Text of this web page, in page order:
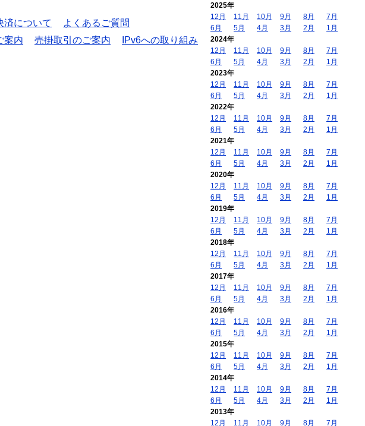
済について
よくあるご質問
案内 売掛取引のご案内
IPv6への取り組み
2025年
12月
11月 10月 9月 8月
7月
6月
5月 4月 3月 2月
1月
2024年
12月
11月 10月 9月 8月
7月
6月
5月 4月 3月 2月
1月
2023年
12月
11月 10月 9月 8月
7月
6月
5月 4月 3月 2月
1月
2022年
12月
11月 10月 9月 8月
7月
6月
5月 4月 3月 2月
1月
2021年
12月
11月 10月 9月 8月
7月
6月
5月 4月 3月 2月
1月
2020年
12月
11月 10月 9月 8月
7月
6月
5月 4月 3月 2月
1月
2019年
12月
11月 10月 9月 8月
7月
6月
5月 4月 3月 2月
1月
2018年
12月
11月 10月 9月 8月
7月
6月
5月 4月 3月 2月
1月
2017年
12月
11月 10月 9月 8月
7月
6月
5月 4月 3月 2月
1月
2016年
12月
11月 10月 9月 8月
7月
6月
5月 4月 3月 2月
1月
2015年
12月
11月 10月 9月 8月
7月
6月
5月 4月 3月 2月
1月
2014年
12月
11月 10月 9月 8月
7月
6月
5月 4月 3月 2月
1月
2013年
12月
11月 10月 9月 8月 7月